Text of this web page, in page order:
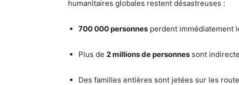
humanitaires globales restent désastreuses :
700 000 personnes perdent immédiatement
Plus de 2 millions de personnes sont
Des familles entières sont jetées sur les